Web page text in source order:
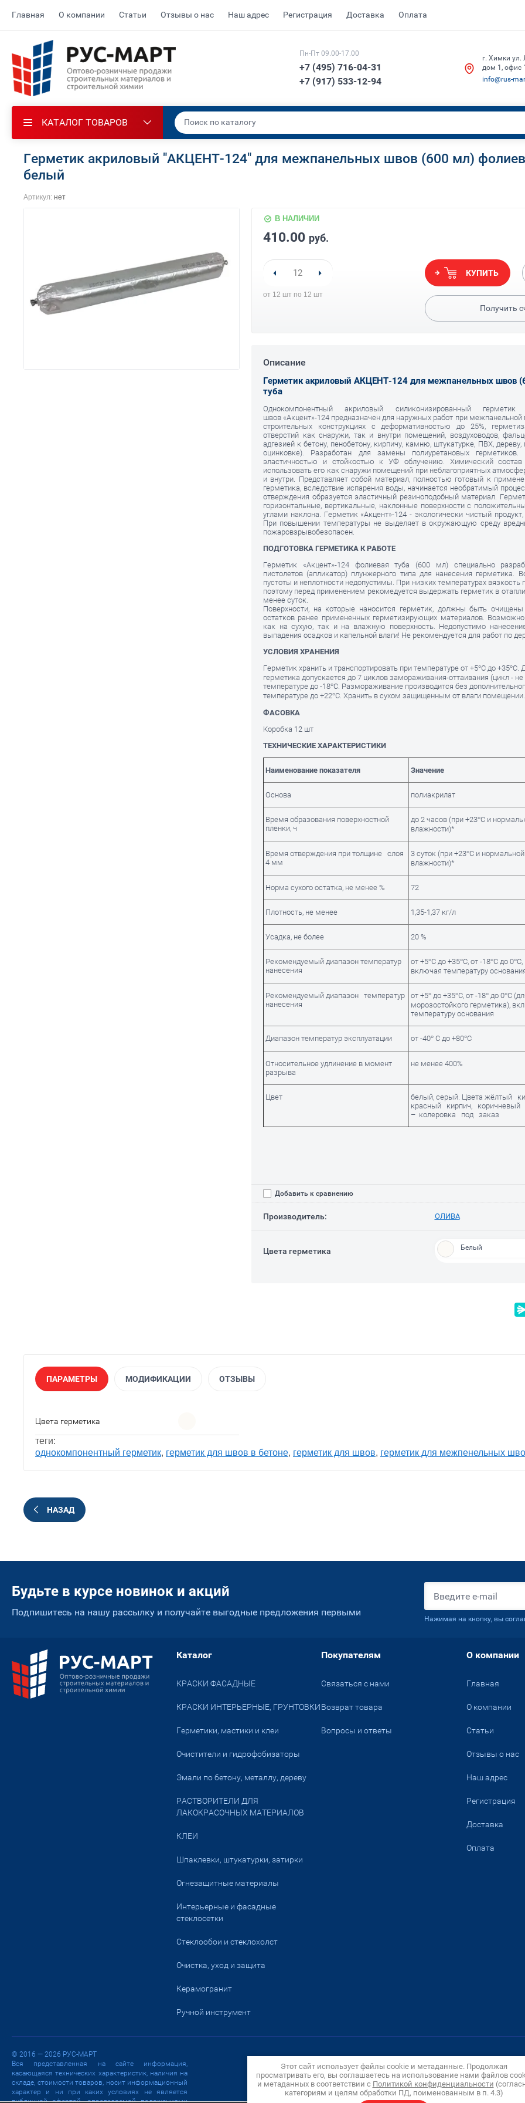
Главная О компании Статьи Отзывы о нас Наш адрес Регистрация Доставка Оплата
Пн-Пт 09.00-17.00
+7 (495) 716-04-31
+7 (917) 533-12-94
г. Химки ул.
дом 1, офис
info@rus-
КАТАЛОГ ТОВАРОВ
Герметик акриловый "АКЦЕНТ-124" для межпанельных швов (600 мл)
белый
Артикул: нет
В НАЛИЧИИ
410.00 руб.
от 12 шт по 12 шт
КУПИТЬ
Получить
Описание
Герметик акриловый АКЦЕНТ-124 для межпанельных швов
туба
Однокомпонентный акриловый силиконизированный
швов «Акцент»-124 предназначен для наружных работ при
строительных конструкциях с деформативностью до 25%,
отверстий как снаружи, так и внутри помещений, воздуховодов,
адгезией к бетону, пенобетону, кирпичу, камню, штукатурке, ПВХ,
оцинковке). Разработан для замены полиуретановых герметиков.
эластичностью и стойкостью к УФ облучению. Химический состав
использовать его как снаружи помещений при неблагоприятных
и внутри. Представляет собой материал, полностью готовый к
герметика, вследствие испарения воды, начинается необратимый
отверждения образуется эластичный резиноподобный материал.
горизонтальные, вертикальные, наклонные поверхности с
углами наклона. Герметик «Акцент»-124 - экологически чистый
При повышении температуры не выделяет в окружающую среду
пожаровзрывобезопасен.
ПОДГОТОВКА ГЕРМЕТИКА К РАБОТЕ
Герметик «Акцент»-124 фолиевая туба (600 мл) специально
пистолетов (апликатор) плунжерного типа для нанесения герметика.
пустоты и неплотности недопустимы. При низких температурах
поэтому перед применением рекомедуется выдержать герметик в
менее суток.
Поверхности, на которые наносится герметик, должны быть
остатков ранее примененных герметизирующих материалов.
как на сухую, так и на влажную поверхность. Недопустимо
выпадения осадков и капельной влаги! Не рекомендуется для работ по
УСЛОВИЯ ХРАНЕНИЯ
Герметик хранить и транспортировать при температуре от +5°С до +35°С.
герметика допускается до 7 циклов замораживания-оттаивания (цикл - не
температуре до -18°С. Размораживание производится без
температуре до +22°С. Хранить в сухом защищенным от влаги помещении.
ФАСОВКА
Коробка 12 шт
ТЕХНИЧЕСКИЕ ХАРАКТЕРИСТИКИ
Наименование показателя Значение
Основа полиакрилат
Время образования поверхностной
пленки, ч
до 2 часов (при +23°С и
влажности)*
Время отверждения при толщине слоя
4 мм
3 суток (при +23°С и
влажности)*
Норма сухого остатка, не менее % 72
Плотность, не менее 1,35-1,37 кг/л
Усадка, не более 20 %
Рекомендуемый диапазон температур
нанесения
от +5°С до +35°С, от -18°С до 0°С,
включая температуру
Рекомендуемый диапазон температур
нанесения
от +5° до +35°С, от -18° до 0°С
морозостойкого герметика),
температуру основания
Диапазон температур эксплуатации от -40° С до +80°С
Относительное удлинение в момент
разрыва
не менее 400%
Цвет
белый, серый. Цвета жёлтый
красный кирпич, коричневый
– колеровка под заказ
Добавить к сравнению
Производитель: ОЛИВА
Цвета герметика Белый
ПАРАМЕТРЫ МОДИФИКАЦИИ ОТЗЫВЫ
Цвета герметика
теги:
однокомпонентный герметик, герметик для швов в бетоне, герметик для швов, герметик для межпенельных
НАЗАД
Будьте в курсе новинок и акций
Подпишитесь на нашу рассылку и получайте выгодные предложения первыми
Нажимая на кнопку, вы
Каталог
КРАСКИ ФАСАДНЫЕ
КРАСКИ ИНТЕРЬЕРНЫЕ, ГРУНТОВКИ
Герметики, мастики и клеи
Очистители и гидрофобизаторы
Эмали по бетону, металлу, дереву
РАСТВОРИТЕЛИ ДЛЯ
ЛАКОКРАСОЧНЫХ МАТЕРИАЛОВ
КЛЕИ
Шпаклевки, штукатурки, затирки
Огнезащитные материалы
Интерьерные и фасадные
стеклосетки
Стеклообои и стеклохолст
Очистка, уход и защита
Керамогранит
Ручной инструмент
Покупателям
Связаться с нами
Возврат товара
Вопросы и ответы
О компании
Главная
О компании
Статьи
Отзывы о нас
Наш адрес
Регистрация
Доставка
Оплата
© 2016 — 2026 РУС-МАРТ
Вся представленная на сайте информация,
касающаяся технических характеристик, наличия на
складе, стоимости товаров, носит информационный
характер и ни при каких условиях не является
публичной офертой, определяемой положениями
Политика конфиденциальностиПользовательское соглашение
Этот сайт использует файлы cookie и метаданные. Продолжая
просматривать его, вы соглашаетесь на использование нами файлов
и метаданных в соответствии с Политикой конфиденциальности
категориям и целям обработки ПД, поименованным в п. 4.3)